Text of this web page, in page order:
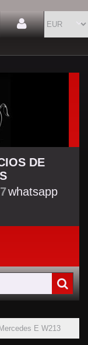
DE
whatsapp
E W213